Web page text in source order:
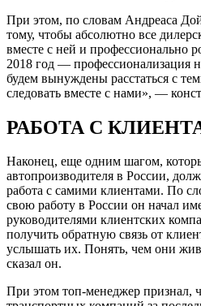
При этом, по словам Андреаса
тому, чтобы абсолютно все
вместе с ней и профессионально
2018 год — профессионализация
будем вынуждены расстаться с
следовать вместе с нами», —
РАБОТА С
Наконец, еще одним шагом,
автопроизводителя в России,
работа с самими клиентами. По
свою работу в России он начал
руководителями клиентских
получить обратную связь от
услышать их. Понять, чем они
сказал он.
При этом топ-менеджер признал,